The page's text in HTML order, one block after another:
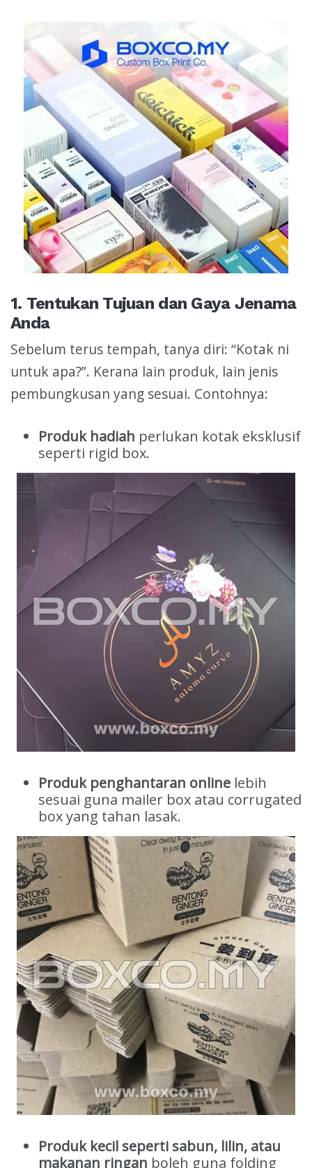
1. Tentukan Tujuan dan Gaya Jenama
Anda
Sebelum terus tempah, tanya diri: “Kotak ni
untuk apa?”. Kerana lain produk, lain jenis
pembungkusan yang sesuai. Contohnya:
Produk hadiah perlukan kotak eksklusif
seperti rigid box.
Produk penghantaran online lebih
sesuai guna mailer box atau corrugated
box yang tahan lasak.
Produk kecil seperti sabun, lilin, atau
makanan ringan boleh guna folding